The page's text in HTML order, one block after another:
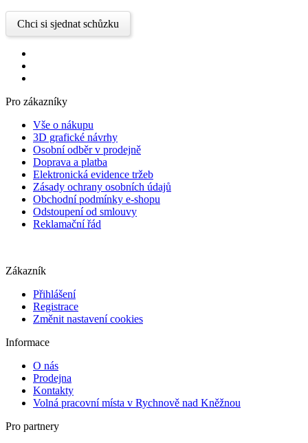
Chci si sjednat schůzku
Pro zákazníky
Vše o nákupu
3D grafické návrhy
Osobní odběr v prodejně
Doprava a platba
Elektronická evidence tržeb
Zásady ochrany osobních údajů
Obchodní podmínky e-shopu
Odstoupení od smlouvy
Reklamační řád
Zákazník
Přihlášení
Registrace
Změnit nastavení cookies
Informace
O nás
Prodejna
Kontakty
Volná pracovní místa v Rychnově nad Kněžnou
Pro partnery